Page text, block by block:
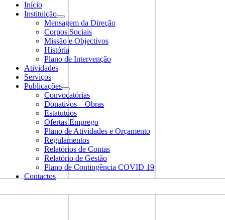
Início
Instituição
Mensagem da Direção
Corpos Sociais
Missão e Objectivos
História
Plano de Intervenção
Atividades
Serviços
Publicações
Convocatórias
Donativos – Obras
Estatutuos
Ofertas Emprego
Plano de Atividades e Orçamento
Regulamentos
Relatórios de Contas
Relatório de Gestão
Plano de Contingência COVID 19
Contactos